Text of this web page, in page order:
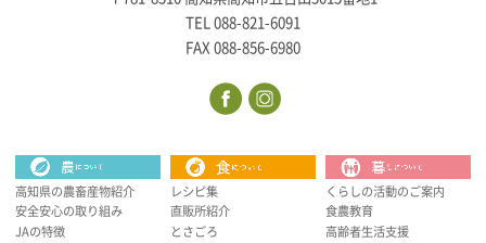
TEL 088-821-6091
FAX 088-856-6980
高知県の農畜産物紹介
安全安心の取り組み
JAの特徴
レシピ集
直販所紹介
とさごろ
くらしの活動のご案内
食農教育
高齢者生活支援